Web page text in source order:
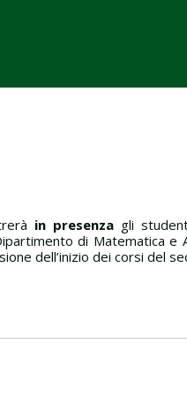
in presenza gli
di Matematica e
dell’inizio dei corsi del